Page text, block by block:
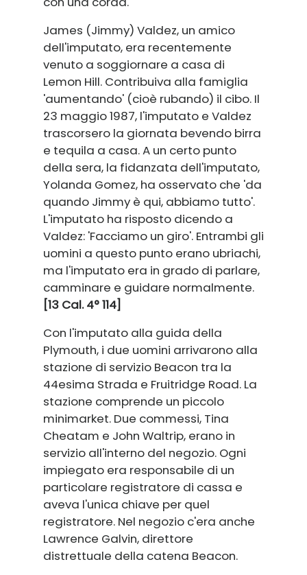
James (Jimmy) Valdez, un amico
dell'imputato, era recentemente
venuto a soggiornare a casa di
Lemon Hill. Contribuiva alla famiglia
'aumentando' (cioè rubando) il cibo. Il
23 maggio 1987, l'imputato e Valdez
trascorsero la giornata bevendo birra
e tequila a casa. A un certo punto
della sera, la fidanzata dell'imputato,
Yolanda Gomez, ha osservato che 'da
quando Jimmy è qui, abbiamo tutto'.
L'imputato ha risposto dicendo a
Valdez: 'Facciamo un giro'. Entrambi gli
uomini a questo punto erano ubriachi,
ma l'imputato era in grado di parlare,
camminare e guidare normalmente.
[13 Cal. 4° 114]
Con l'imputato alla guida della
Plymouth, i due uomini arrivarono alla
stazione di servizio Beacon tra la
44esima Strada e Fruitridge Road. La
stazione comprende un piccolo
minimarket. Due commessi, Tina
Cheatam e John Waltrip, erano in
servizio all'interno del negozio. Ogni
impiegato era responsabile di un
particolare registratore di cassa e
aveva l'unica chiave per quel
registratore. Nel negozio c'era anche
Lawrence Galvin, direttore
distrettuale della catena Beacon.